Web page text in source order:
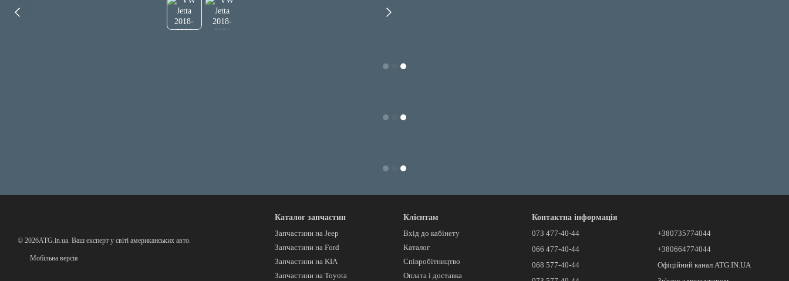
© 2026ATG.in.ua. Ваш експерт у світі американських авто.
Мобільна версія
Каталог запчастин
Запчастини на Jeep
Запчастини на Ford
Запчастини на KIA
Запчастини на Toyota
Клієнтам
Вхід до кабінету
Каталог
Співробітництво
Оплата і доставка
Контактна інформація
073 477-40-44
066 477-40-44
068 577-40-44
+380735774044
+380664774044
Офіційний канал ATG.IN.UA